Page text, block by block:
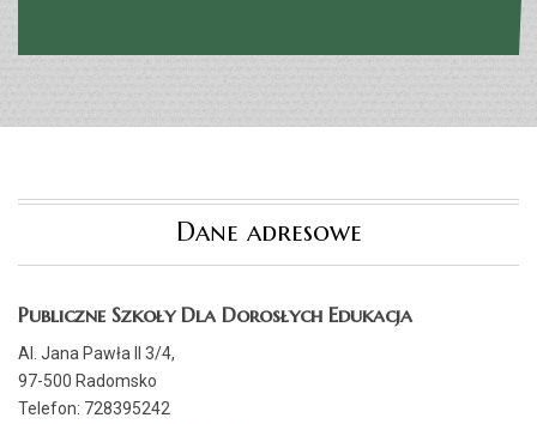
Dane adresowe
Publiczne Szkoły Dla Dorosłych Edukacja
Al. Jana Pawła II 3/4,
97-500 Radomsko
Telefon: 728395242